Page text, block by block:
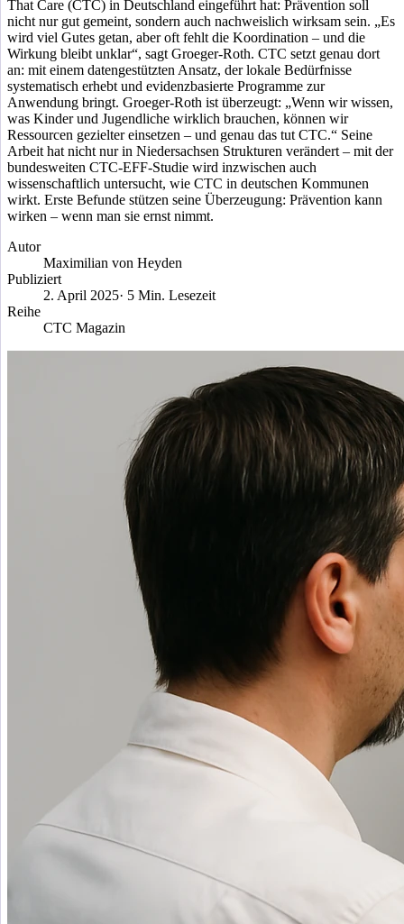
That Care (CTC) in Deutschland eingeführt hat: Prävention soll
nicht nur gut gemeint, sondern auch nachweislich wirksam sein. „Es
wird viel Gutes getan, aber oft fehlt die Koordination – und die
Wirkung bleibt unklar“, sagt Groeger-Roth. CTC setzt genau dort
an: mit einem datengestützten Ansatz, der lokale Bedürfnisse
systematisch erhebt und evidenzbasierte Programme zur
Anwendung bringt. Groeger-Roth ist überzeugt: „Wenn wir wissen,
was Kinder und Jugendliche wirklich brauchen, können wir
Ressourcen gezielter einsetzen – und genau das tut CTC.“ Seine
Arbeit hat nicht nur in Niedersachsen Strukturen verändert – mit der
bundesweiten CTC-EFF-Studie wird inzwischen auch
wissenschaftlich untersucht, wie CTC in deutschen Kommunen
wirkt. Erste Befunde stützen seine Überzeugung: Prävention kann
wirken – wenn man sie ernst nimmt.
Autor
Maximilian von Heyden
Publiziert
2. April 2025· 5 Min. Lesezeit
Reihe
CTC Magazin